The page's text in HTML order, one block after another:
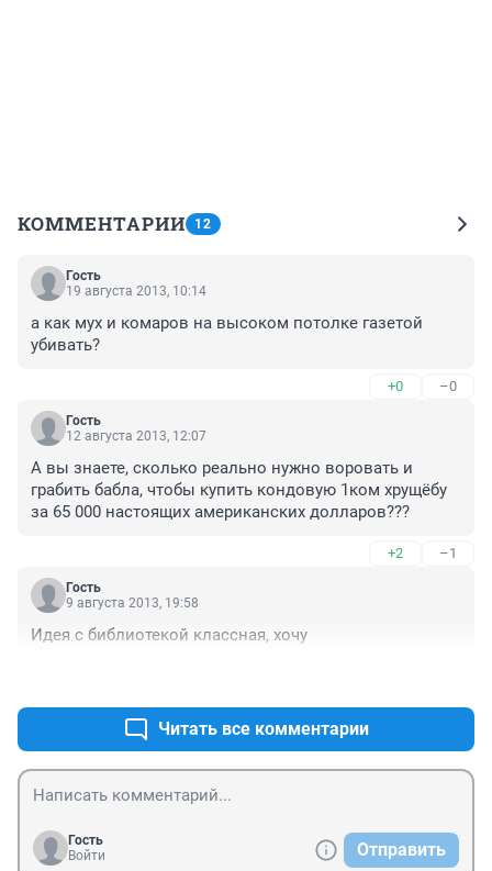
КОММЕНТАРИИ 12
Гость
19 августа 2013, 10:14
а как мух и комаров на высоком потолке газетой
убивать?
+0 –0
Гость
12 августа 2013, 12:07
А вы знаете, сколько реально нужно воровать и
грабить бабла, чтобы купить кондовую 1ком хрущёбу
за 65 000 настоящих американских долларов???
+2 –1
Гость
9 августа 2013, 19:58
Идея с библиотекой классная, хочу
Читать все комментарии
Гость
Войти
Отправить